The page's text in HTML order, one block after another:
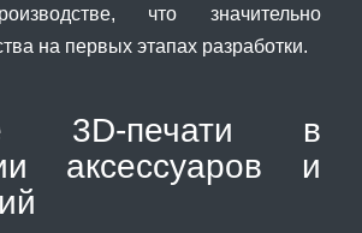
что значительно
на первых этапах разработки.
3D-печати в
аксессуаров и